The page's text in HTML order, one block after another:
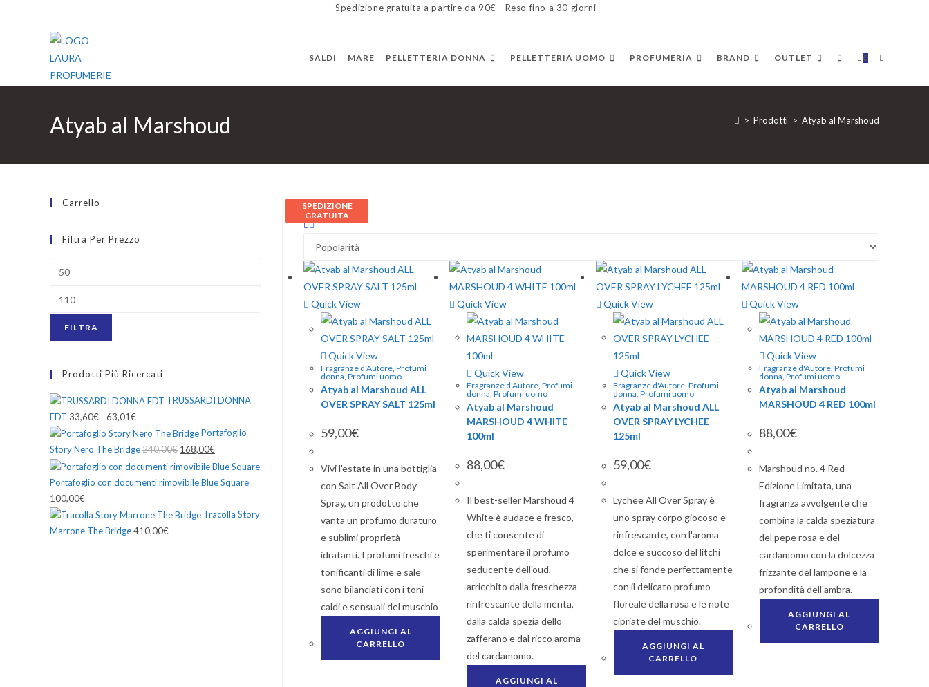
Spedizione gratuita a partire da 90€ - Reso fino a 30 giorni
SALDI MARE PELLETTERIA DONNA PELLETTERIA UOMO PROFUMERIA BRAND OUTLET 0
Atyab al Marshoud > Prodotti > Atyab al Marshoud
Filtro
Quick View
SPEDIZIONE
GRATUITA
Quick View
Fragranze d'Autore, Profumi
donna, Profumi uomo
Atyab al Marshoud ALL
OVER SPRAY SALT 125ml
59,00€
Vivi l'estate in una bottiglia
con Salt All Over Body
Spray, un prodotto che
vanta un profumo duraturo
e sublimi proprietà
idratanti. I profumi freschi e
tonificanti di lime e sale
sono bilanciati con i toni
caldi e sensuali del muschio
AGGIUNGI AL
CARRELLO
Quick View
SPEDIZIONE
GRATUITA
Quick View
Fragranze d'Autore,Profumi
donna,Profumi uomo
Atyab al Marshoud
MARSHOUD 4 WHITE
100ml
88,00€
Il best-seller Marshoud 4
White è audace e fresco,
che ti consente di
sperimentare il profumo
seducente dell'oud,
arricchito dalla freschezza
rinfrescante della menta,
dalla calda spezia dello
zafferano e dal ricco aroma
del cardamomo.
AGGIUNGI AL
Quick View
SPEDIZIONE
GRATUITA
Quick View
Fragranze d'Autore, Profumi
donna, Profumi uomo
Atyab al Marshoud ALL
OVER SPRAY LYCHEE
125ml
59,00€
Lychee All Over Spray è
uno spray corpo giocoso e
rinfrescante, con l'aroma
dolce e succoso del litchi
che si fonde perfettamente
con il delicato profumo
floreale della rosa e le note
cipriate del muschio.
AGGIUNGI AL
CARRELLO
Quick View
SPEDIZIONE
GRATUITA
Quick View
Fragranze d'Autore,Profumi
donna,Profumi uomo
Atyab al Marshoud
MARSHOUD 4 RED 100ml
88,00€
Marshoud no. 4 Red
Edizione Limitata, una
fragranza avvolgente che
combina la calda speziatura
del pepe rosa e del
cardamomo con la dolcezza
frizzante del lampone e la
profondità dell'ambra.
AGGIUNGI AL
CARRELLO
SPEDIZIONE
GRATUITA
SPEDIZIONE
GRATUITA
SPEDIZIONE
GRATUITA
SPEDIZIONE
GRATUITA
SPEDIZIONE
GRATUITA
SPEDIZIONE
GRATUITA
Carrello
Filtra Per Prezzo
FILTRA
Prodotti Più Ricercati
TRUSSARDI DONNA
EDT 33,60€ - 63,01€
Portafoglio
Story Nero The Bridge240,00€ 168,00€
Portafoglio con documenti rimovibile Blue Square
100,00€
Tracolla Story
Marrone The Bridge410,00€